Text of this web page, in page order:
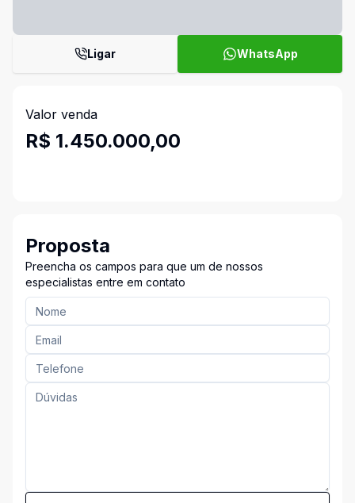
Ligar WhatsApp
Valor venda
R$ 1.450.000,00
Proposta
Preencha os campos para que um de nossos
especialistas entre em contato